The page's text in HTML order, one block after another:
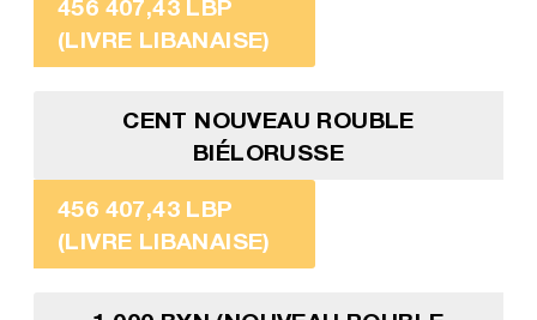
456 407,43 LBP
(LIVRE LIBANAISE)
CENT NOUVEAU ROUBLE
BIÉLORUSSE
456 407,43 LBP
(LIVRE LIBANAISE)